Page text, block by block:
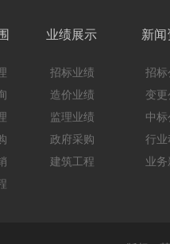
业绩展示
招标业绩
造价业绩
监理业绩
政府采购
建筑工程
新闻
招标
变更
中标
行业
业务